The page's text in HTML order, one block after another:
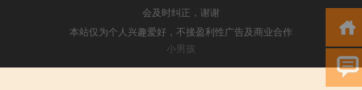
会及时纠正，谢谢
本站仅为个人兴趣爱好，不接盈利性广告及商业合作
小男孩